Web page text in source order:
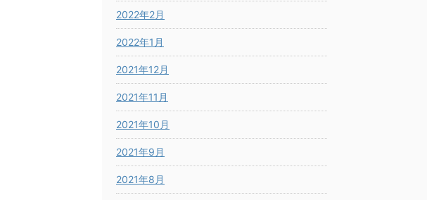
2022年2月
2022年1月
2021年12月
2021年11月
2021年10月
2021年9月
2021年8月